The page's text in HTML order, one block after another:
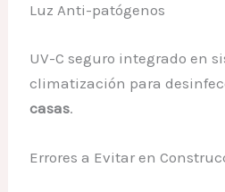
Luz Anti-patógenos
UV-C seguro integrado en
climatización para
casas.
Errores a Evitar en